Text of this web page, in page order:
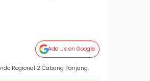
Add Us on Google
Regional 2 Cabang Panjang.